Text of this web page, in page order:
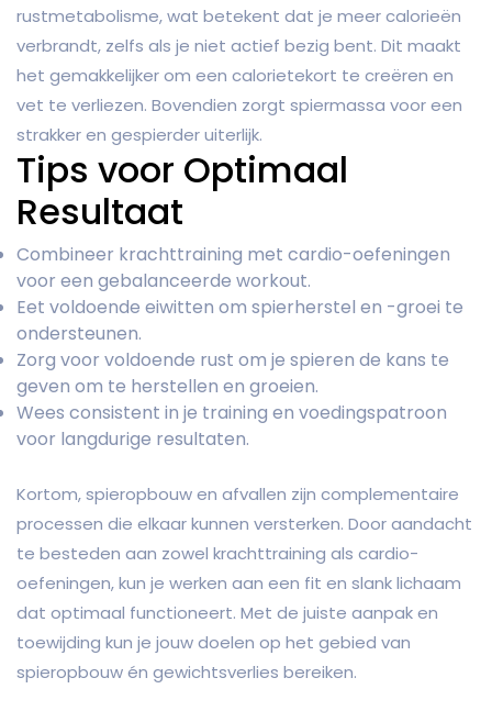
rustmetabolisme, wat betekent dat je meer calorieën
verbrandt, zelfs als je niet actief bezig bent. Dit maakt
het gemakkelijker om een calorietekort te creëren en
vet te verliezen. Bovendien zorgt spiermassa voor een
strakker en gespierder uiterlijk.
Tips voor Optimaal
Resultaat
Combineer krachttraining met cardio-oefeningen
voor een gebalanceerde workout.
Eet voldoende eiwitten om spierherstel en -groei te
ondersteunen.
Zorg voor voldoende rust om je spieren de kans te
geven om te herstellen en groeien.
Wees consistent in je training en voedingspatroon
voor langdurige resultaten.
Kortom, spieropbouw en afvallen zijn complementaire
processen die elkaar kunnen versterken. Door aandacht
te besteden aan zowel krachttraining als cardio-
oefeningen, kun je werken aan een fit en slank lichaam
dat optimaal functioneert. Met de juiste aanpak en
toewijding kun je jouw doelen op het gebied van
spieropbouw én gewichtsverlies bereiken.